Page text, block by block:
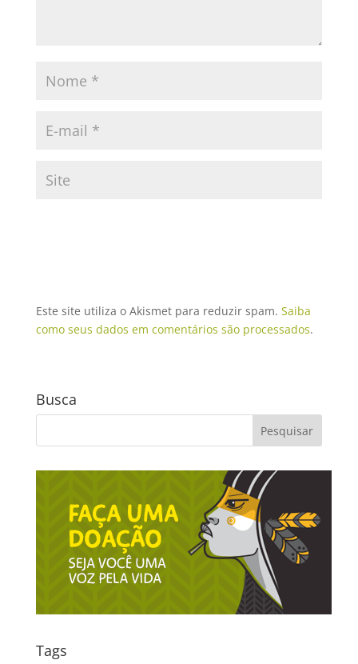
Este site utiliza o Akismet para reduzir spam. Saiba
como seus dados em comentários são processados.
Busca
Tags